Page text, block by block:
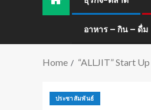
อาหาร – กิน – ดื่ม
Home “ALLJIT” Start
ประชาสัมพันธ์